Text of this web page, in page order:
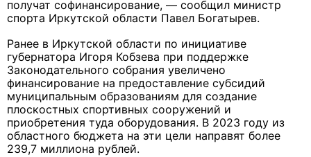
получат софинансирование, — сообщил министр
спорта Иркутской области Павел Богатырев.
Ранее в Иркутской области по инициативе
губернатора Игоря Кобзева при поддержке
Законодательного собрания увеличено
финансирование на предоставление субсидий
муниципальным образованиям для создание
плоскостных спортивных сооружений и
приобретения туда оборудования. В 2023 году из
областного бюджета на эти цели направят более
239,7 миллиона рублей.